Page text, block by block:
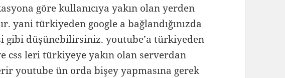
göre kullanıcıya yakın olan yerden
yani türkiyeden google a bağlandığınızda
gibi düşünebilirsiniz. youtube’a türkiyeden
css leri türkiyeye yakın olan serverdan
youtube ün orda bişey yapmasına gerek